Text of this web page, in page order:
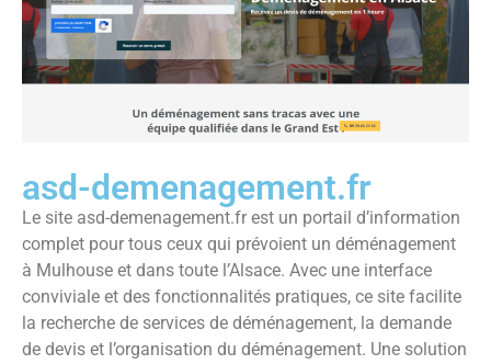
asd-demenagement.fr
Le site asd-demenagement.fr est un portail d’information
complet pour tous ceux qui prévoient un déménagement
à Mulhouse et dans toute l’Alsace. Avec une interface
conviviale et des fonctionnalités pratiques, ce site facilite
la recherche de services de déménagement, la demande
de devis et l’organisation du déménagement. Une solution